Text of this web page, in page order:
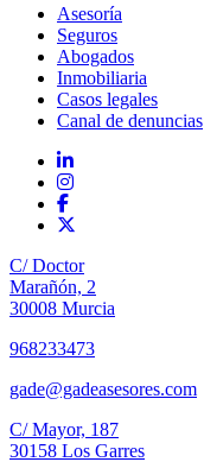
Asesoría
Seguros
Abogados
Inmobiliaria
Casos legales
Canal de denuncias
C/ Doctor
Marañón, 2
30008 Murcia
968233473
gade@gadeasesores.com
C/ Mayor, 187
30158 Los Garres